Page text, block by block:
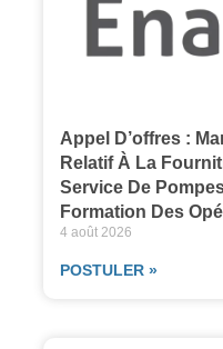
Appel D’offres :
Relatif À La
Service De
Formation Des
4 août 2026
POSTULER »